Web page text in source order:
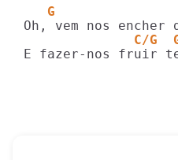
G
C/G
E fazer-nos fruir